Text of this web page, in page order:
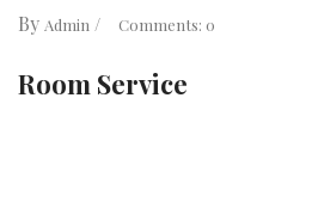
By Admin Comments: 0
Room Service